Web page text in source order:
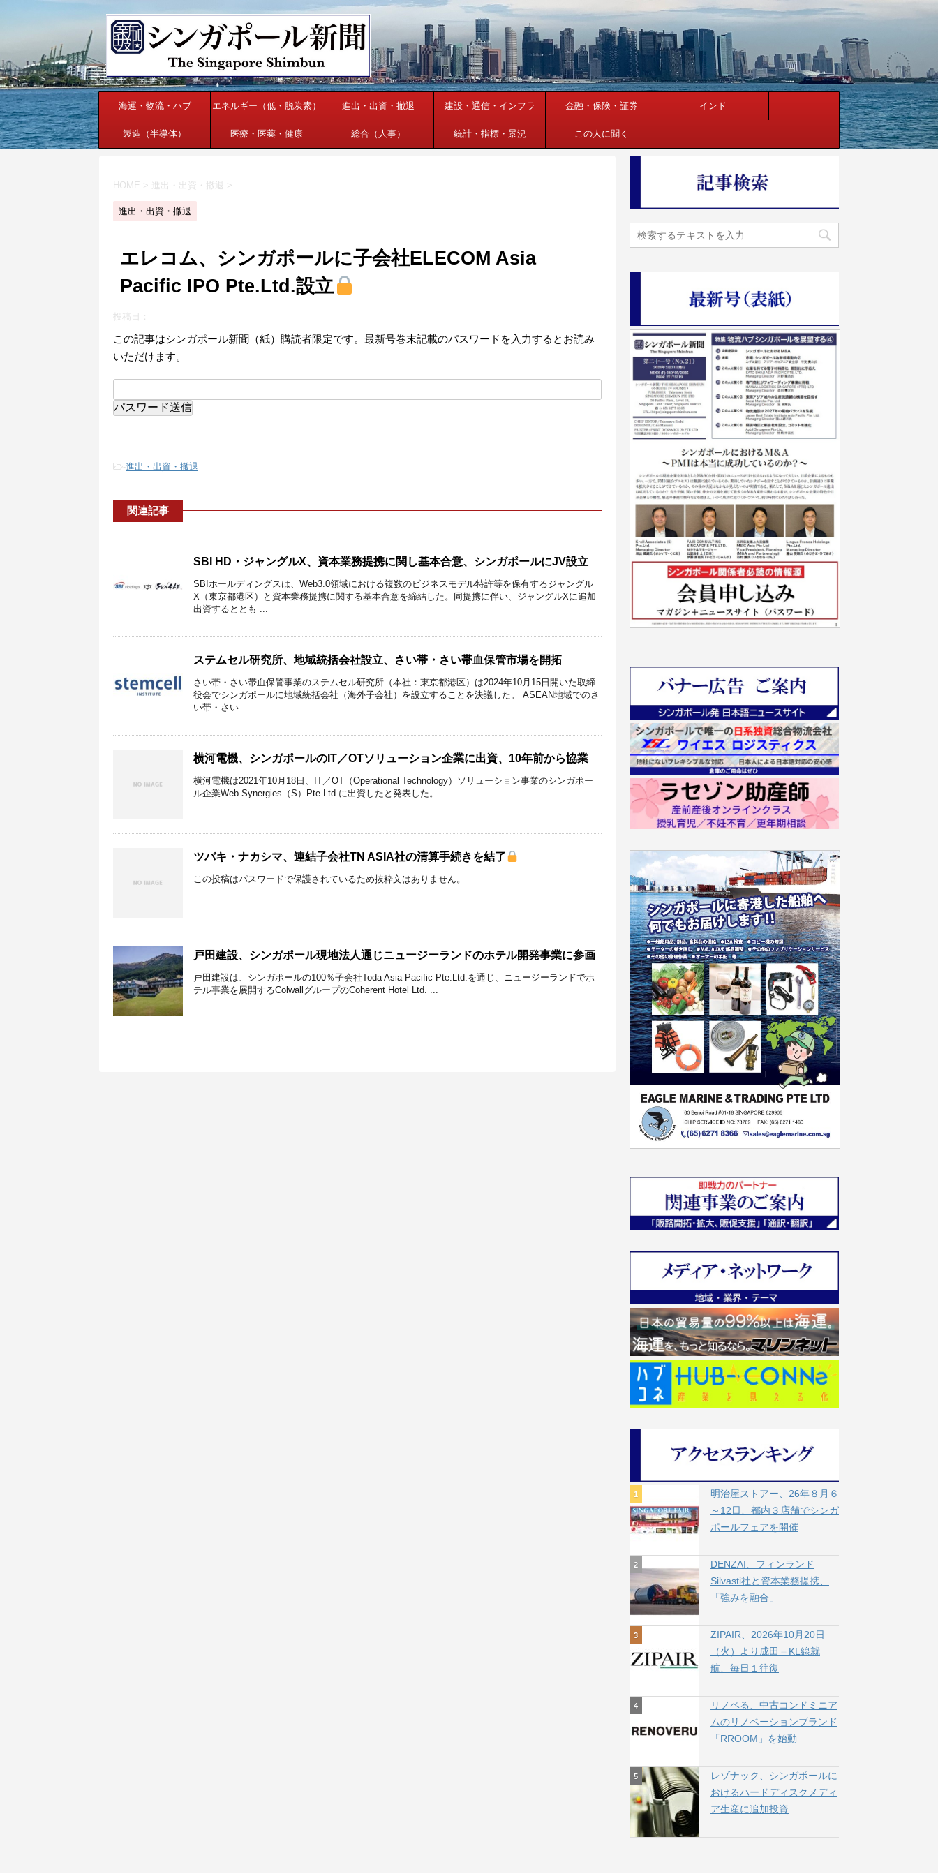
海運・物流・ハブ エネルギー（低・脱炭素） 進出・出資・撤退 建設・通信・インフラ 金融・保険・証券 インド
製造（半導体） 医療・医薬・健康 総合（人事） 統計・指標・景況 この人に聞く
HOME > 進出・出資・撤退 >
進出・出資・撤退
エレコム、シンガポールに子会社ELECOM Asia
Pacific IPO Pte.Ltd.設立
投稿日：
この記事はシンガポール新聞（紙）購読者限定です。最新号巻末記載のパスワードを入力するとお読み
いただけます。
-進出・出資・撤退
関連記事
SBI HD・ジャングルX、資本業務提携に関し基本合意、シンガポールにJV設立
SBIホールディングスは、Web3.0領域における複数のビジネスモデル特許等を保有するジャングル
X（東京都港区）と資本業務提携に関する基本合意を締結した。同提携に伴い、ジャングルXに追加
出資するととも ...
ステムセル研究所、地域統括会社設立、さい帯・さい帯血保管市場を開拓
さい帯・さい帯血保管事業のステムセル研究所（本社：東京都港区）は2024年10月15日開いた取締
役会でシンガポールに地域統括会社（海外子会社）を設立することを決議した。 ASEAN地域でのさ
い帯・さい ...
横河電機、シンガポールのIT／OTソリューション企業に出資、10年前から協業
横河電機は2021年10月18日、IT／OT（Operational Technology）ソリューション事業のシンガポー
ル企業Web Synergies（S）Pte.Ltd.に出資したと発表した。 ...
ツバキ・ナカシマ、連結子会社TN ASIA社の清算手続きを結了
この投稿はパスワードで保護されているため抜粋文はありません。
戸田建設、シンガポール現地法人通じニュージーランドのホテル開発事業に参画
戸田建設は、シンガポールの100％子会社Toda Asia Pacific Pte.Ltd.を通じ、ニュージーランドでホ
テル事業を展開するColwallグループのCoherent Hotel Ltd. ...
明治屋ストアー、26年８月６
～12日、都内３店舗でシンガ
ポールフェアを開催
DENZAI、フィンランド
Silvasti社と資本業務提携、
「強みを融合」
ZIPAIR、2026年10月20日
（火）より成田＝KL線就
航、毎日１往復
リノベる、中古コンドミニア
ムのリノベーションブランド
「RROOM」を始動
レゾナック、シンガポールに
おけるハードディスクメディ
ア生産に追加投資